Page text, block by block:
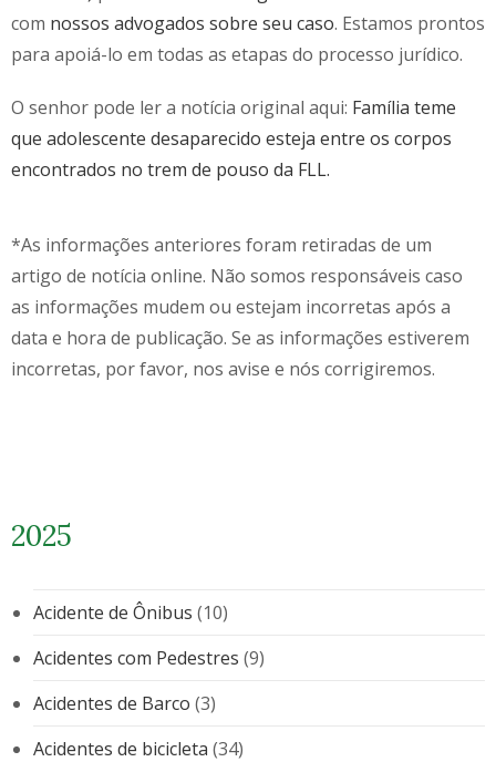
com nossos advogados sobre seu caso. Estamos prontos
para apoiá-lo em todas as etapas do processo jurídico.
O senhor pode ler a notícia original aqui: Família teme
que adolescente desaparecido esteja entre os corpos
encontrados no trem de pouso da FLL.
*As informações anteriores foram retiradas de um
artigo de notícia online. Não somos responsáveis caso
as informações mudem ou estejam incorretas após a
data e hora de publicação. Se as informações estiverem
incorretas, por favor, nos avise e nós corrigiremos.
2025
Acidente de Ônibus (10)
Acidentes com Pedestres (9)
Acidentes de Barco (3)
Acidentes de bicicleta (34)